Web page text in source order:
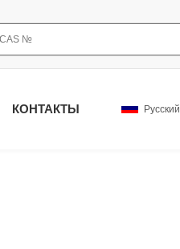
КОНТАКТЫ Pусский